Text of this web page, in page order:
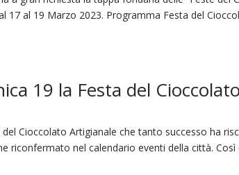
17 al 19 Marzo 2023. Programma Festa del
19 la Festa del
Cioccolato Artigianale che tanto successo ha
riconfermato nel calendario eventi della città.